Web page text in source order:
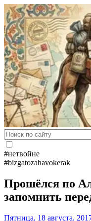
#нетвойне
#bizgatozahavokerak
Прошёлся по
запомнить
Пятница, 18 августа,